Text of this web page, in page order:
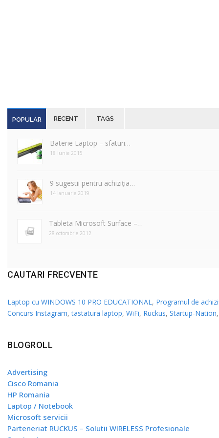
POPULAR RECENT TAGS
Baterie Laptop – sfaturi…
18 iunie 2015
9 sugestii pentru achiziția…
14 ianuarie 2019
Tableta Microsoft Surface –…
28 octombrie 2012
CAUTARI FRECVENTE
Laptop cu WINDOWS 10 PRO EDUCATIONAL, Programul de
Concurs Instagram,tastatura laptop, WiFi, Ruckus, Startup-Nation
BLOGROLL
Advertising
Cisco Romania
HP Romania
Laptop / Notebook
Microsoft servicii
Parteneriat RUCKUS – Solutii WIRELESS Profesionale